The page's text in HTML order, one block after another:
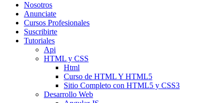
Nosotros
Anunciate
Cursos Profesionales
Suscribirte
Tutoriales
Api
HTML y CSS
Html
Curso de HTML Y HTML5
Sitio Completo con HTML5 y CSS3
Desarrollo Web